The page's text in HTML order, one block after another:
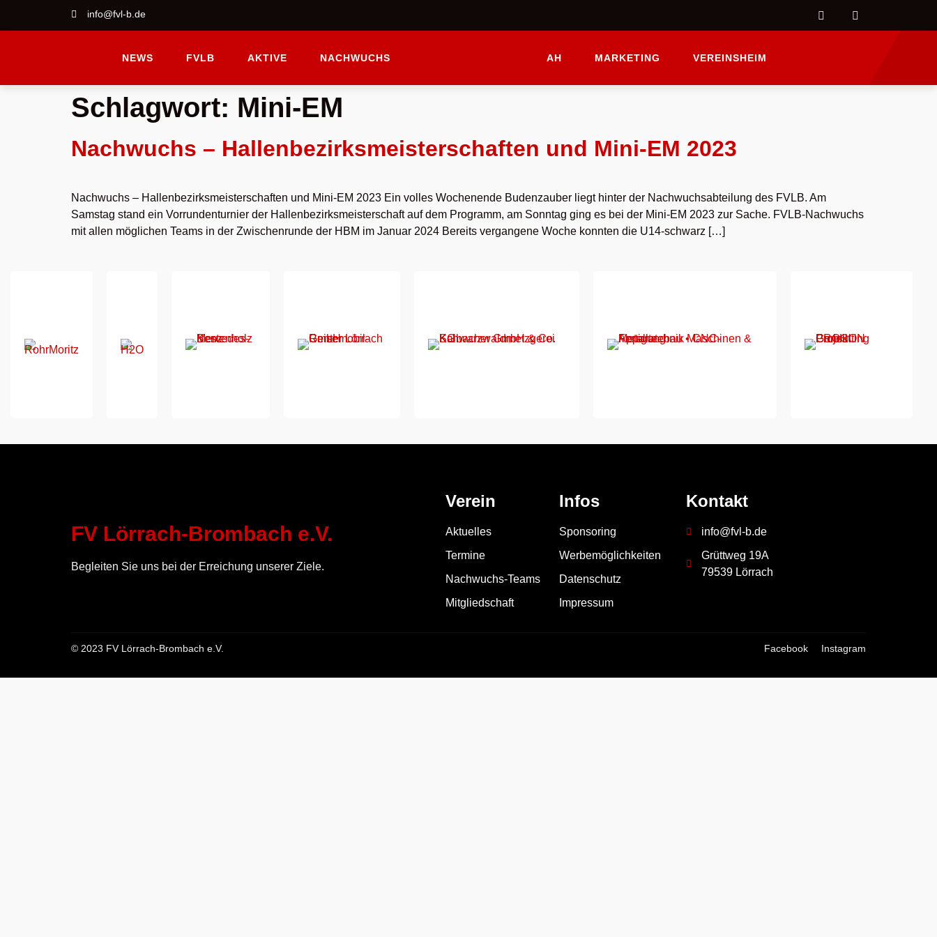
info@fvl-b.de
NEWS FVLB AKTIVE NACHWUCHS AH MARKETING VEREINSHEIM
Schlagwort: Mini-EM
Nachwuchs – Hallenbezirksmeisterschaften und Mini-EM 2023
Nachwuchs – Hallenbezirksmeisterschaften und Mini-EM 2023 Ein volles Wochenende Budenzauber liegt hinter der Nachwuchsabteilung des FVLB. Am
Samstag stand ein Vorrundenturnier der Hallenbezirksmeisterschaft auf dem Programm, am Sonntag ging es bei der Mini-EM 2023 zur Sache. FVLB-Nachwuchs
mit allen möglichen Teams in der Zwischenrunde der HBM im Januar 2024 Bereits vergangene Woche konnten die U14-schwarz […]
FV Lörrach-Brombach e.V.
Begleiten Sie uns bei der Erreichung unserer Ziele.
Verein
Aktuelles
Termine
Nachwuchs-Teams
Mitgliedschaft
Infos
Sponsoring
Werbemöglichkeiten
Datenschutz
Impressum
Kontakt
info@fvl-b.de
Grüttweg 19A
79539 Lörrach
© 2023 FV Lörrach-Brombach e.V. Facebook Instagram